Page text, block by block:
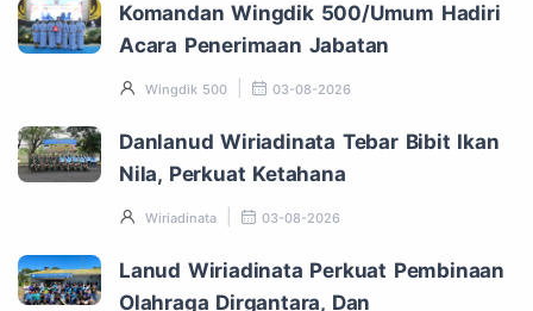
Komandan Wingdik 500/Umum Hadiri
Acara Penerimaan Jabatan
Wingdik 500 03-08-2026
Danlanud Wiriadinata Tebar Bibit Ikan
Nila, Perkuat Ketahana
Wiriadinata 03-08-2026
Lanud Wiriadinata Perkuat Pembinaan
Olahraga Dirgantara, Dan